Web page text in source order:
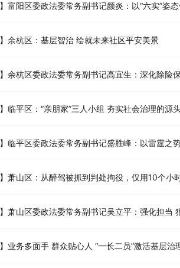
富阳区委政法委常务副书记颜炎：以“六实”姿
余杭区：基层智治 绘就未来社区平安美景
余杭区委政法委常务副书记高宜生：深化除险
临平区：“亲朋家”三人小组 夯实社会治理的源
】临平区委政法委常务副书记盛胜峰：以雷霆之
】萧山区：从醉驾被抓到判处拘役，仅用10个
】萧山区委政法委常务副书记吴立平：强化担当
业务多面手 群众贴心人 “一长二员”激活基层治